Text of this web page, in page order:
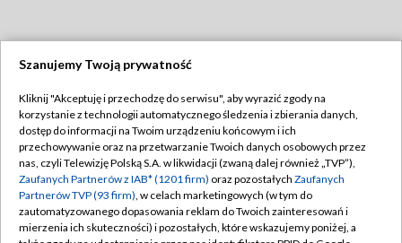
TVP
Abonament TVP
Emisja w TVP
Centrum informacji TVP
Naziemna Telewizja Cyfrowa
Regulamin TVP
Polityka prywatności
Moje zgody
Pomoc
Szanujemy Twoją prywatność
Kliknij "Akceptuję i przechodzę do serwisu", aby wyrazić zgody na
korzystanie z technologii automatycznego śledzenia i zbierania danych,
dostęp do informacji na Twoim urządzeniu końcowym i ich
przechowywanie oraz na przetwarzanie Twoich danych osobowych przez
nas, czyli Telewizję Polską S.A. w likwidacji (zwaną dalej również „TVP”),
Zaufanych Partnerów z IAB* (1201 firm) oraz pozostałych Zaufanych
Partnerów TVP (93 firm), w celach marketingowych (w tym do
zautomatyzowanego dopasowania reklam do Twoich zainteresowań i
mierzenia ich skuteczności) i pozostałych, które wskazujemy poniżej, a